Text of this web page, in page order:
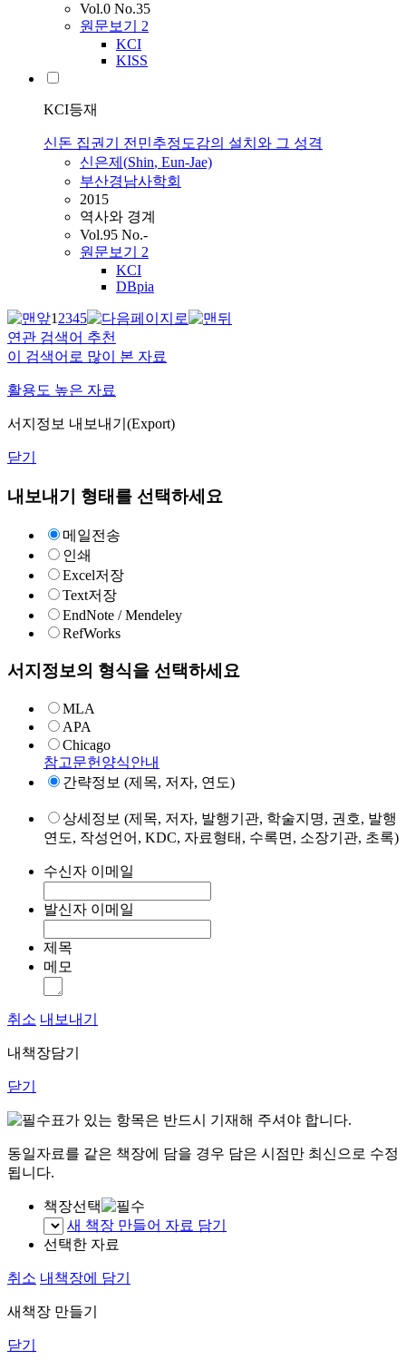
Vol.0 No.35
원문보기 2
KCI
KISS
KCI등재
신돈 집권기 전민추정도감의 설치와 그 성격
신은제(Shin, Eun-Jae)
부산경남사학회
2015
역사와 경계
Vol.95 No.-
원문보기 2
KCI
DBpia
12345
연관 검색어 추천
이 검색어로 많이 본 자료
활용도 높은 자료
서지정보 내보내기(Export)
닫기
내보내기 형태를 선택하세요
메일전송
인쇄
Excel저장
Text저장
EndNote / Mendeley
RefWorks
서지정보의 형식을 선택하세요
MLA
APA
Chicago
참고문헌양식안내
간략정보 (제목, 저자, 연도)
상세정보 (제목, 저자, 발행기관, 학술지명, 권호, 발행
연도, 작성언어, KDC, 자료형태, 수록면, 소장기관, 초록)
수신자 이메일
발신자 이메일
제목
메모
취소 내보내기
내책장담기
닫기
표가 있는 항목은 반드시 기재해 주셔야 합니다.
동일자료를 같은 책장에 담을 경우 담은 시점만 최신으로 수정
됩니다.
책장선택
새 책장 만들어 자료 담기
선택한 자료
취소 내책장에 담기
새책장 만들기
닫기